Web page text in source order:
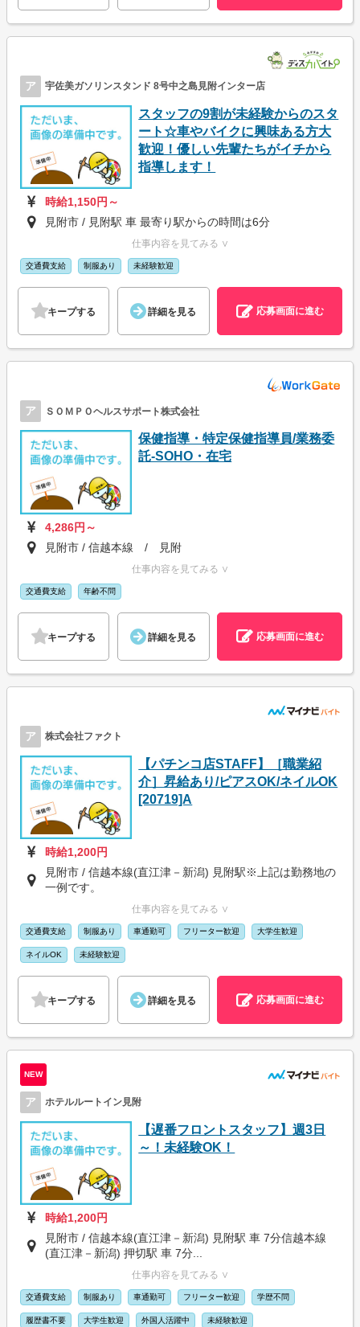
ア 宇佐美ガソリンスタンド 8号中之島見附インター店
スタッフの9割が未経験からのスタ
ート☆車やバイクに興味ある方大
歓迎！優しい先輩たちがイチから
指導します！
時給1,150円～
見附市 / 見附駅 車 最寄り駅からの時間は6分
仕事内容を見てみる ∨
交通費支給 制服あり 未経験歓迎
キープする 詳細を見る 応募画面に進む
ア ＳＯＭＰＯヘルスサポート株式会社
保健指導・特定保健指導員/業務委
託-SOHO・在宅
4,286円～
見附市 / 信越本線 / 見附
仕事内容を見てみる ∨
交通費支給 年齢不問
キープする 詳細を見る 応募画面に進む
ア 株式会社ファクト
【パチンコ店STAFF】［職業紹
介］昇給あり/ピアスOK/ネイルOK
[20719]A
時給1,200円
見附市 / 信越本線(直江津－新潟) 見附駅※上記は勤務地の
一例です。
仕事内容を見てみる ∨
交通費支給 制服あり 車通勤可 フリーター歓迎 大学生歓迎
ネイルOK 未経験歓迎
キープする 詳細を見る 応募画面に進む
NEW
ア ホテルルートイン見附
【遅番フロントスタッフ】週3日
～！未経験OK！
時給1,200円
見附市 / 信越本線(直江津－新潟) 見附駅 車 7分信越本線
(直江津－新潟) 押切駅 車 7分...
仕事内容を見てみる ∨
交通費支給 制服あり 車通勤可 フリーター歓迎 学歴不問
履歴書不要 大学生歓迎 外国人活躍中 未経験歓迎